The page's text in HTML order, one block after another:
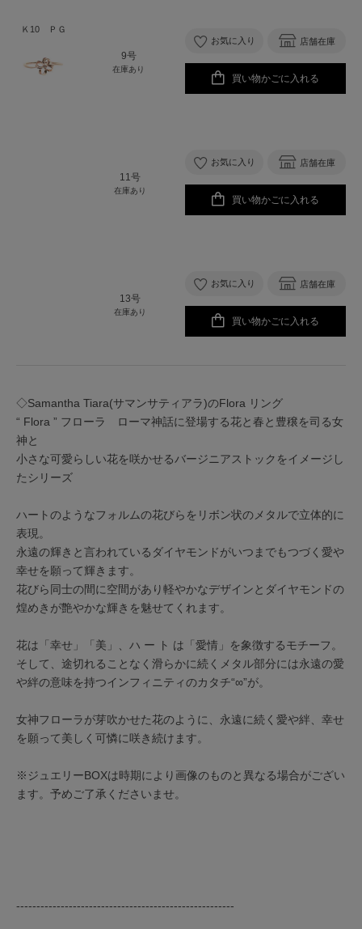
Ｋ10 ＰＧ
9号
在庫あり
お気に入り 店舗在庫
買い物かごに入れる
11号
在庫あり
お気に入り 店舗在庫
買い物かごに入れる
13号
在庫あり
お気に入り 店舗在庫
買い物かごに入れる
◇Samantha Tiara(サマンサティアラ)のFlora リング
“ Flora ” フローラ ローマ神話に登場する花と春と豊穣を司る女
神と
小さな可愛らしい花を咲かせるバージニアストックをイメージし
たシリーズ
ハートのようなフォルムの花びらをリボン状のメタルで立体的に
表現。
永遠の輝きと言われているダイヤモンドがいつまでもつづく愛や
幸せを願って輝きます。
花びら同士の間に空間があり軽やかなデザインとダイヤモンドの
煌めきが艶やかな輝きを魅せてくれます。
花は「幸せ」「美」、ハ ー ト は「愛情」を象徴するモチーフ。
そして、途切れることなく滑らかに続くメタル部分には永遠の愛
や絆の意味を持つインフィニティのカタチ“∞”が。
女神フローラが芽吹かせた花のように、永遠に続く愛や絆、幸せ
を願って美しく可憐に咲き続けます。
※ジュエリーBOXは時期により画像のものと異なる場合がござい
ます。予めご了承くださいませ。
------------------------------------------------------